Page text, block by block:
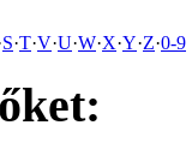
S·T·V·U·W·X·Y·Z·0-9